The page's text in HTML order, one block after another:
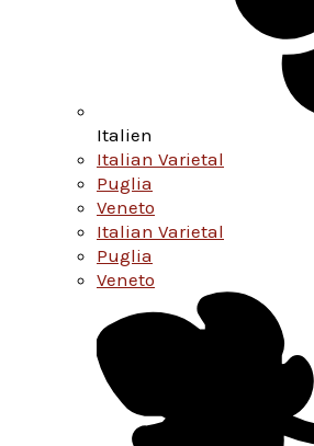
Italien
Italian Varietal
Puglia
Veneto
Italian Varietal
Puglia
Veneto